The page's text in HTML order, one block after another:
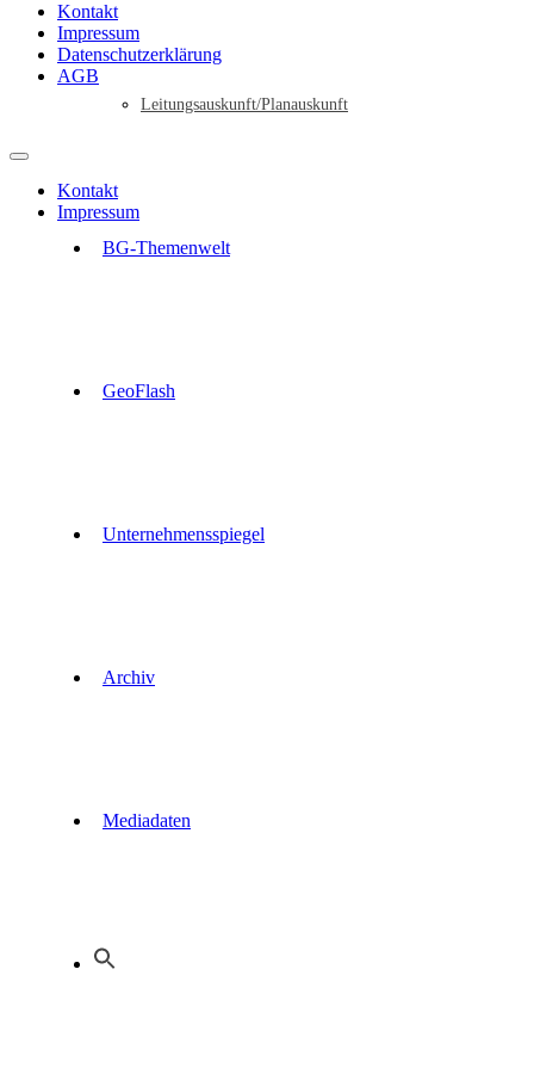
Leitungsauskunft/Planauskunft
BG-Themenwelt
GeoFlash
Unternehmensspiegel
Archiv
Mediadaten
Kontakt
Impressum
Datenschutzerklärung
AGB
Kontakt
Impressum